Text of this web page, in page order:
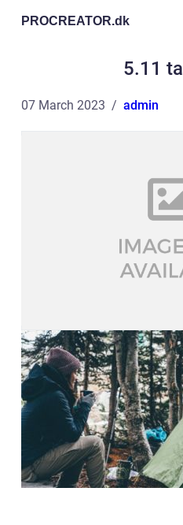
PROCREATOR.dk
5.11
07 March 2023 admin